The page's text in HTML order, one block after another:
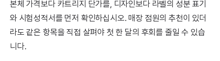
본체 가격보다 카트리지 단가를, 디자인보다 라벨의 성분 표기
와 시험성적서를 먼저 확인하십시오. 매장 점원의 추천이 있더
라도 같은 항목을 직접 살펴야 첫 한 달의 후회를 줄일 수 있습
니다.